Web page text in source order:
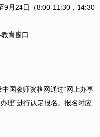
9月24日（8:00-11:30，14:30
育窗口
国教师资格网通过“网上办事
理”进行认定报名。报名时应